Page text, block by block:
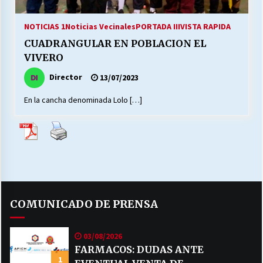
LABORAL:
25/06/2026
16/06/2026
MUNICIPALIDADES, HONORARIOS, DESPIDOS
28/05/2026
NOTICIAS 1Noticias VecinalesPORTADA IIIVISTA RAPIDA
CUADRANGULAR EN POBLACION EL
VIVERO
Director 13/07/2023
En la cancha denominada Lolo […]
COMUNICADO DE PRENSA
1
03/08/2026
FARMACOS: DUDAS ANTE